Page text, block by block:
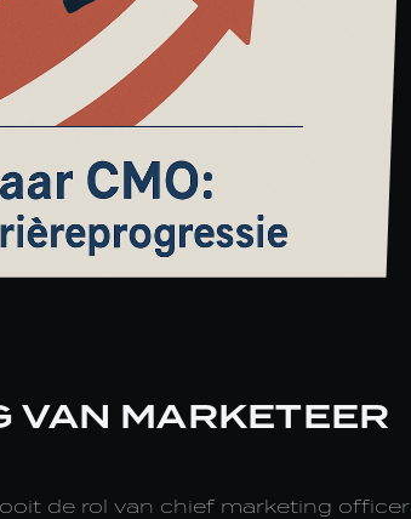
VAN MARKETEER
de rol van chief marketing officer